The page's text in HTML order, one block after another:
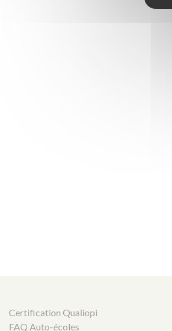
Certification Qualiopi
FAQ Auto-écoles